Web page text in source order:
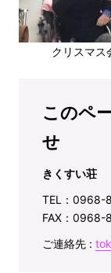
クリスマス会
このペ
せ
きくすい荘
TEL：0968-
FAX：0968-
ご連絡先 :